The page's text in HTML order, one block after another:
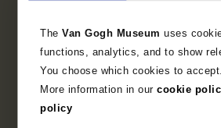
TheVan Gogh Museumuses
functions, analytics, and to show
You choose which cookies to accept.
More information in ourcookie
policy